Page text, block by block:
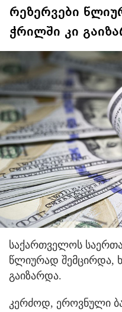
რეზერვები
ჭრილში კი
საქართველოს
წლიურად
გაიზარდა.
კერძოდ, ეროვნული